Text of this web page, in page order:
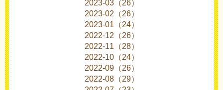
2023-03（26）
2023-02（26）
2023-01（24）
2022-12（26）
2022-11（28）
2022-10（24）
2022-09（26）
2022-08（29）